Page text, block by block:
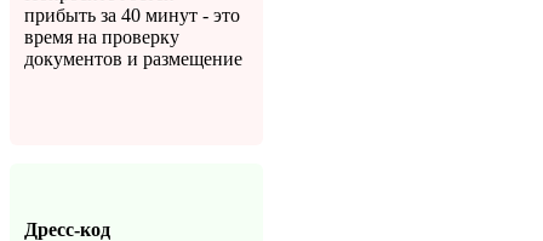
прибыть за 40 минут - это
время на проверку
документов и размещение
Дресс-код